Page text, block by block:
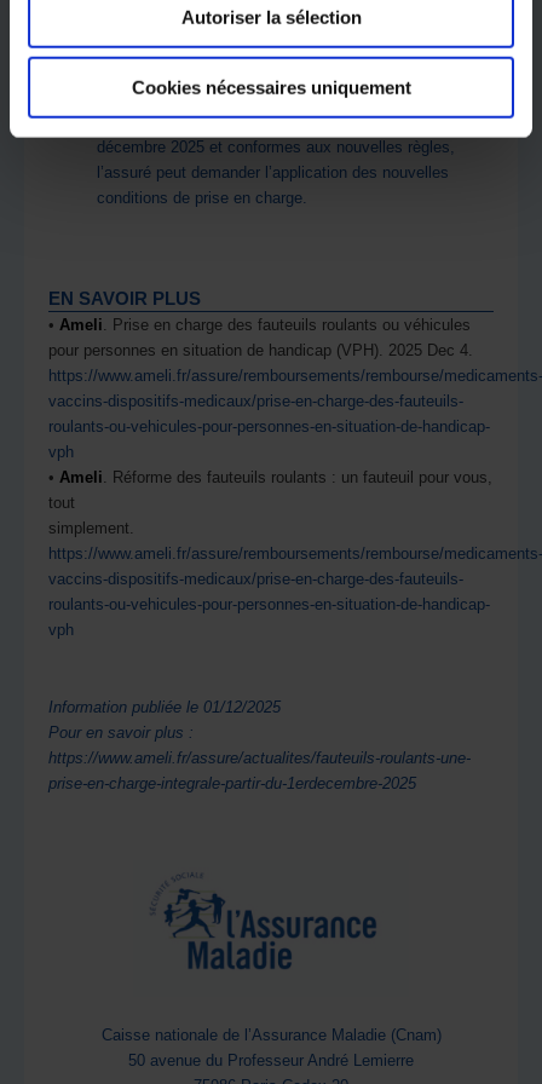
Autoriser la sélection
Cookies nécessaires uniquement
charge. L’objectif est de permettre de régler au mieux
• à partir du 1erdécembre 2026, seul le nouveau cadre
de prise en charge sera applicable.
À noter : pour les prescriptions réalisées avant le 1er
décembre 2025 et conformes aux nouvelles règles,
l’assuré peut demander l’application des nouvelles
conditions de prise en charge.
EN SAVOIR PLUS
• Ameli . Prise en charge des fauteuils roulants ou véhicules
pour personnes en situation de handicap (VPH). 2025 Dec 4.
https://www.ameli.fr/assure/remboursements/rembourse/medicaments-
vaccins-dispositifs-medicaux/prise-en-charge-des-fauteuils-
roulants-ou-vehicules-pour-personnes-en-situation-de-handicap-
vph
• Ameli . Réforme des fauteuils roulants : un fauteuil pour vous,
tout
simplement.
https://www.ameli.fr/assure/remboursements/rembourse/medicaments-
vaccins-dispositifs-medicaux/prise-en-charge-des-fauteuils-
roulants-ou-vehicules-pour-personnes-en-situation-de-handicap-
vph
Information publiée le 01/12/2025
Pour en savoir plus :
https://www.ameli.fr/assure/actualites/fauteuils-roulants-une-
prise-en-charge-integrale-partir-du-1erdecembre-2025
Caisse nationale de l’Assurance Maladie (Cnam)
50 avenue du Professeur André Lemierre